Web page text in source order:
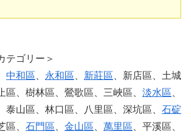
テゴリー＞
中和區 永和區 新莊區 、新店區、土城
區、樹林區、鶯歌區、三峽區、 淡水區
泰山區、林口區、八里區、深坑區、 石碇
區、 石門區 金山區 萬里區 、平溪區、